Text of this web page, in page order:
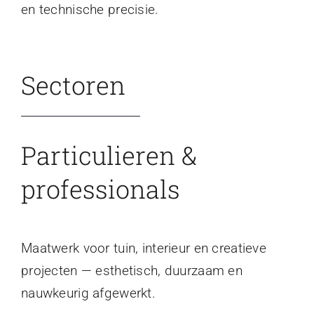
en technische precisie.
Sectoren
Particulieren &
professionals
Maatwerk voor tuin, interieur en creatieve
projecten — esthetisch, duurzaam en
nauwkeurig afgewerkt.